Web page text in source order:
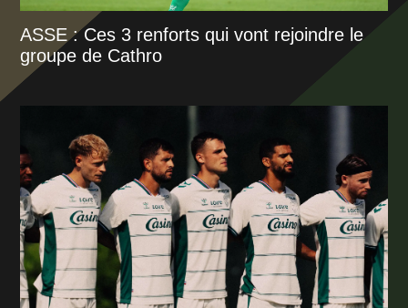
ASSE : Ces 3 renforts qui vont rejoindre le
groupe de Cathro